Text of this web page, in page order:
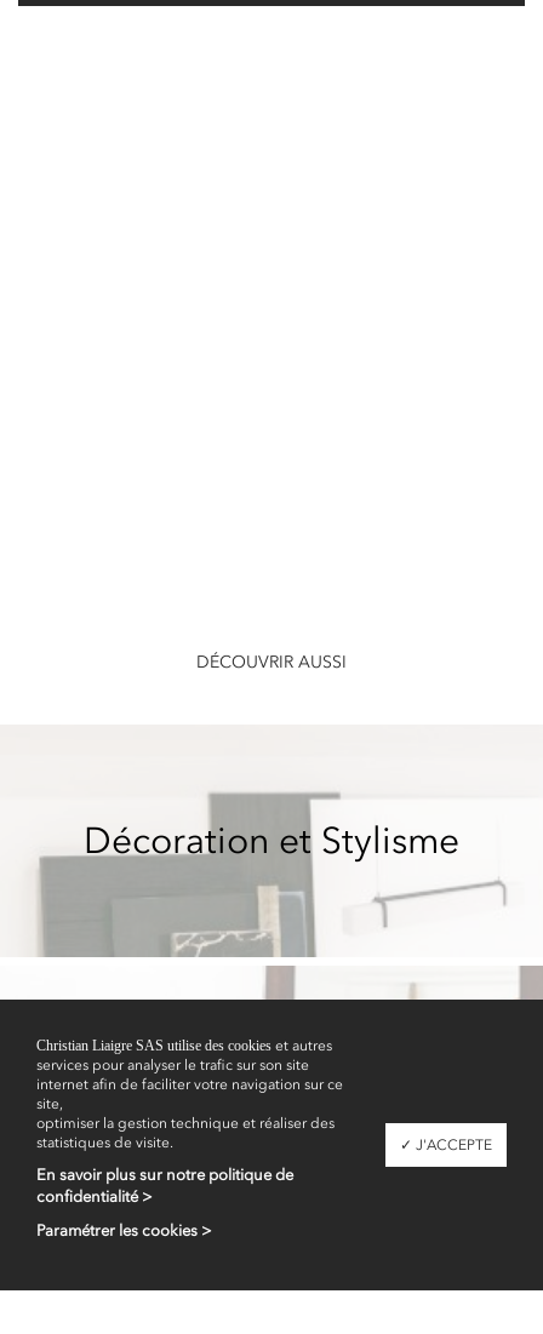
DÉCOUVRIR AUSSI
Décoration et Stylisme
Showrooms
✓ J'ACCEPTE
Christian Liaigre SAS utilise des cookies et autres
services pour analyser le trafic sur son site
internet afin de faciliter votre navigation sur ce
site,
optimiser la gestion technique et réaliser des
statistiques de visite.
Paramétrer les cookies >
En savoir plus sur notre politique de
confidentialité >